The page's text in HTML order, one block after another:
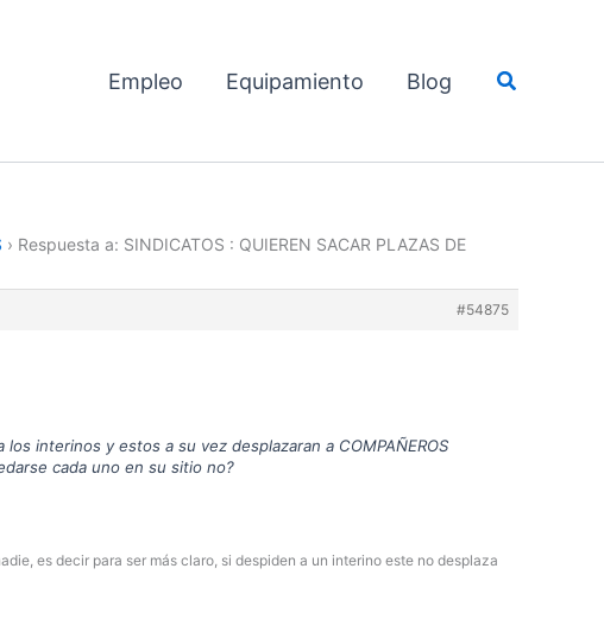
Empleo Equipamiento Blog Buscar
› Respuesta a: SINDICATOS : QUIEREN SACAR PLAZAS DE
#54875
interinos y estos a su vez desplazaran a COMPAÑEROS
cada uno en su sitio no?
es decir para ser más claro, si despiden a un interino este no desplaza